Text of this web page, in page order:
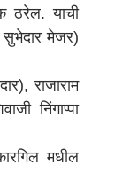
ठरेल. याची
सुभेदार मेजर)
राजाराम
निंगाप्पा
मधील